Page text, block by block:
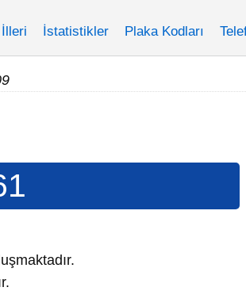
İstatistikler Plaka Kodları